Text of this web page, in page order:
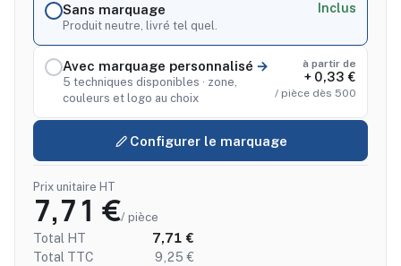
Sans marquage
Produit neutre, livré tel quel.
Inclus
Avec marquage personnalisé
5 techniques disponibles · zone,
couleurs et logo au choix
à partir de
+ 0,33 €
/ pièce dès 500
Configurer le marquage
Prix unitaire HT
7,71 €/ pièce
Total HT
7,71 €
Total TTC
9,25 €